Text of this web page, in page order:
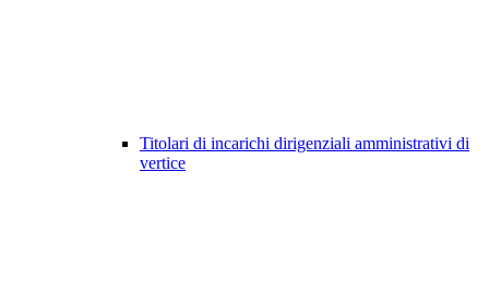
Titolari di incarichi dirigenziali amministrativi di
vertice